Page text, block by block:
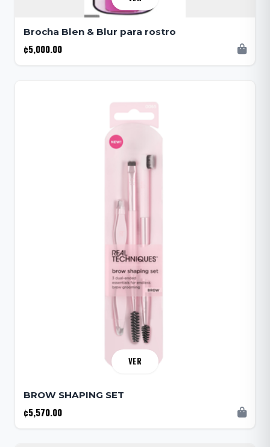
Brocha Blen & Blur para rostro
¢5,000.00
VER
BROW SHAPING SET
¢5,570.00